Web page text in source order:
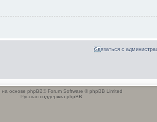
Связаться с
на основе phpBB® Forum Software © phpBB Limited
Русская поддержка phpBB